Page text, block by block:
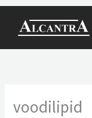
content
voodilipid